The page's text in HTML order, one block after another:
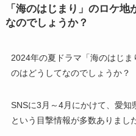
「海のはじまり」のロケ
なのでしょうか？
2024年の夏ドラマ「海のはじ
のはどうしてなのでしょうか？
SNSに3月～4月にかけて、愛知
という目撃情報が多数ありまし